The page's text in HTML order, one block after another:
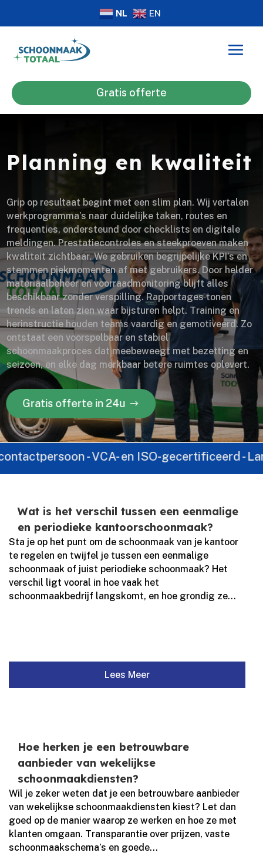
NL EN
Gratis offerte
Planning en kwaliteit
Grip op resultaat begint met een slim plan. Wij vertalen
werkprogramma’s naar duidelijke taken, routes en
frequenties, ondersteund door checklists en digitale
meldingen. Prestatiecontroles en steekproeven maken
kwaliteit zichtbaar. We gebruiken begrijpelijke KPI’s en
stemmen piekmomenten af met gebruikers. Door helder
materiaalbeheer en voorraadmonitoring blijft alles
beschikbaar zonder verspilling. Rapportages tonen
trends en laten zien waar bijsturen helpt. Training en
herinstructie houden teams vaardig en gemotiveerd. Zo
ontstaat een voorspelbaar en stabiel
schoonmaakproces dat meebeweegt met bezetting en
seizoen, en elke dag merkbaar betere ruimtes oplevert.
Gratis offerte in 24u
- VCA- en ISO-gecertificeerd -
Wat is het verschil tussen een eenmalige
en periodieke kantoorschoonmaak?
Sta je op het punt om de schoonmaak van je kantoor
te regelen en twijfel je tussen een eenmalige
schoonmaak of juist periodieke schoonmaak? Het
verschil ligt vooral in hoe vaak het
schoonmaakbedrijf langskomt, en hoe grondig ze...
Lees Meer
Hoe herken je een betrouwbare
aanbieder van wekelijkse
schoonmaakdiensten?
Wil je zeker weten dat je een betrouwbare aanbieder
van wekelijkse schoonmaakdiensten kiest? Let dan
goed op de manier waarop ze werken en hoe ze met
klanten omgaan.​ Transparantie over prijzen, vaste
schoonmaakschema’s en goede...